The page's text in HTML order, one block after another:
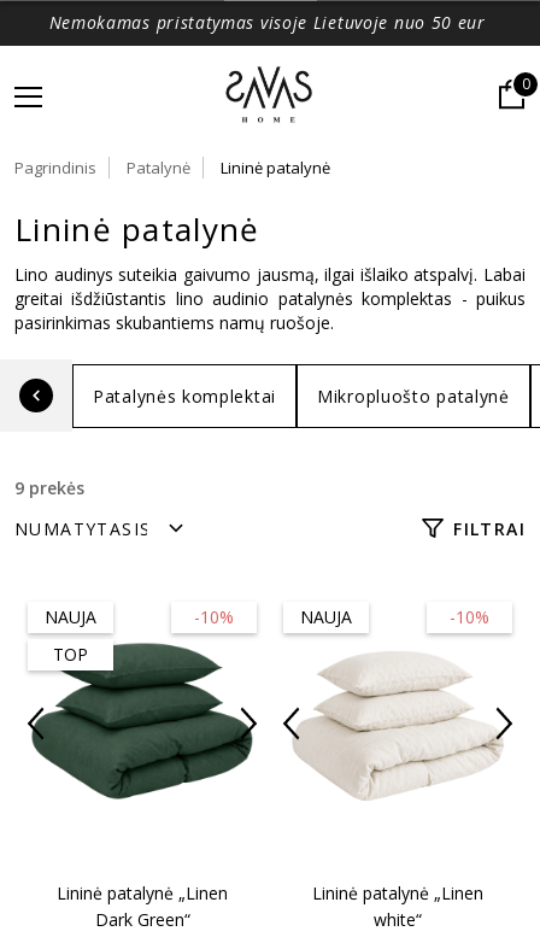
Nemokamas pristatymas visoje Lietuvoje nuo 50 eur
0
Pagrindinis Patalynė Lininė patalynė
Lininė patalynė
Lino audinys suteikia gaivumo jausmą, ilgai išlaiko atspalvį. Labai
greitai išdžiūstantis lino audinio patalynės komplektas - puikus
pasirinkimas skubantiems namų ruošoje.
Patalynės komplektai Mikropluošto patalynė
9 prekės
FILTRAI
-10%
NAUJA
TOP
Lininė patalynė „Linen
Dark Green“
-10%
NAUJA
Lininė patalynė „Linen
white“